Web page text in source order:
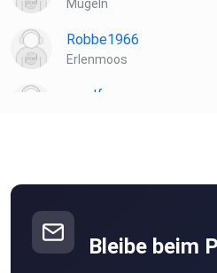
Mügeln
Robbe1966
Erlenmoos
muelf
Laela
Bleibe beim